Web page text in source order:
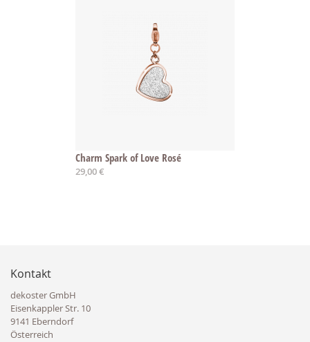
Charm Spark of Love Rosé
29,00 €
Kontakt
dekoster GmbH
Eisenkappler Str. 10
9141 Eberndorf
Österreich